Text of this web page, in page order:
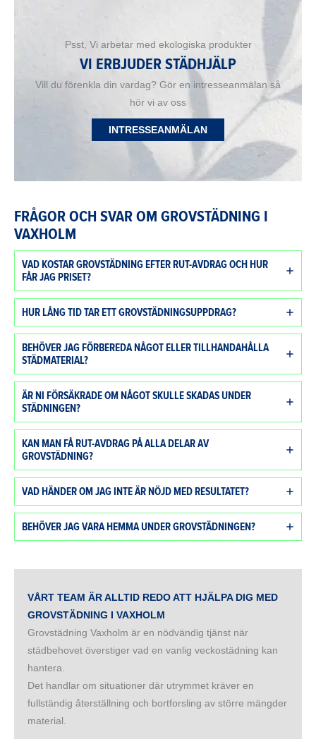
Psst, Vi arbetar med ekologiska produkter
VI ERBJUDER STÄDHJÄLP
Vill du förenkla din vardag? Gör en intresseanmälan så
hör vi av oss
INTRESSEANMÄLAN
FRÅGOR OCH SVAR OM GROVSTÄDNING I
VAXHOLM
VAD KOSTAR GROVSTÄDNING EFTER RUT-AVDRAG OCH HUR
FÅR JAG PRISET?
HUR LÅNG TID TAR ETT GROVSTÄDNINGSUPPDRAG?
BEHÖVER JAG FÖRBEREDA NÅGOT ELLER TILLHANDAHÅLLA
STÄDMATERIAL?
ÄR NI FÖRSÄKRADE OM NÅGOT SKULLE SKADAS UNDER
STÄDNINGEN?
KAN MAN FÅ RUT-AVDRAG PÅ ALLA DELAR AV
GROVSTÄDNING?
VAD HÄNDER OM JAG INTE ÄR NÖJD MED RESULTATET?
BEHÖVER JAG VARA HEMMA UNDER GROVSTÄDNINGEN?
VÅRT TEAM ÄR ALLTID REDO ATT HJÄLPA DIG MED
GROVSTÄDNING I VAXHOLM
Grovstädning Vaxholm är en nödvändig tjänst när
städbehovet överstiger vad en vanlig veckostädning kan
hantera.
Det handlar om situationer där utrymmet kräver en
fullständig återställning och bortforsling av större mängder
material.